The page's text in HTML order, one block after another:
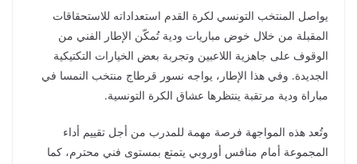
يواصل المنتخب التونسي لكرة القدم استعداداته للاستحقاقات
المقبلة من خلال خوض مباريات ودية تُمكّن الإطار الفني من
الوقوف على جاهزية اللاعبين وتجربة بعض الخيارات التكتيكية
الجديدة. وفي هذا الإطار، يواجه نسور قرطاج منتخب النمسا في
مباراة ودية مرتقبة ينتظرها عشاق الكرة التونسية.
وتُعد هذه المواجهة فرصة مهمة للمدرب من أجل تقييم أداء
المجموعة أمام منافس أوروبي يتمتع بمستوى فني محترم، كما